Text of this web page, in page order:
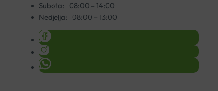
Subota:
08:00 – 14:00
Nedjelja:
08:00 – 13:00